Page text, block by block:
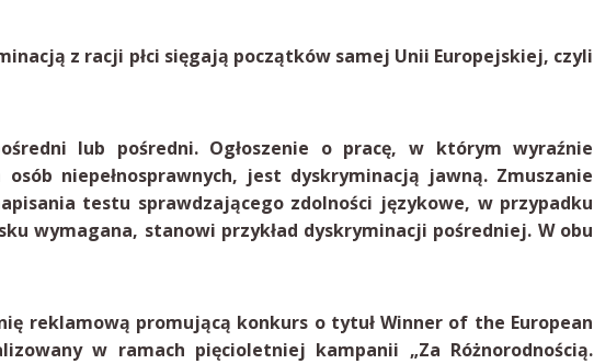
z racji płci sięgają początków samej Unii Europejskiej, czyli
lub pośredni. Ogłoszenie o pracę, w którym wyraźnie
niepełnosprawnych, jest dyskryminacją jawną. Zmuszanie
testu sprawdzającego zdolności językowe, w przypadku
wymagana, stanowi przykład dyskryminacji pośredniej. W obu
reklamową promującą konkurs o tytuł Winner of the European
w ramach pięcioletniej kampanii „Za Różnorodnością.